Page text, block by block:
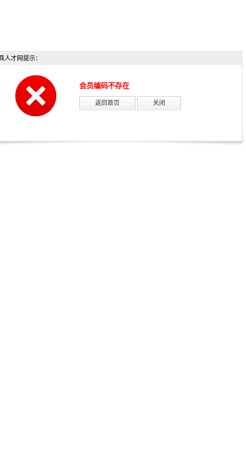
人才网提示：
会员编码不存在
返回首页 关闭